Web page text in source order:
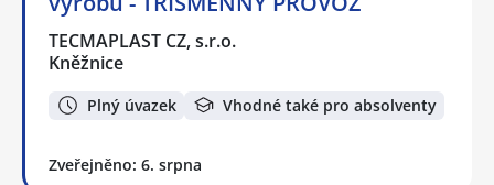
TECMAPLAST CZ, s.r.o.
Kněžnice
Plný úvazek Vhodné také pro absolventy
Zveřejněno: 6. srpna